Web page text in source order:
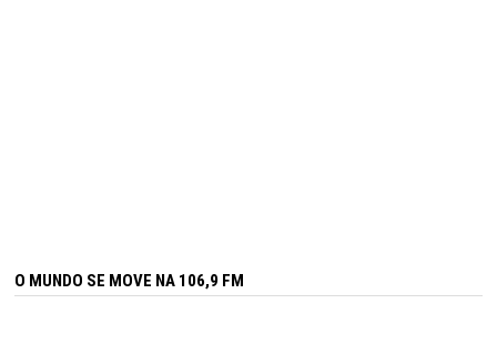
O MUNDO SE MOVE NA 106,9 FM